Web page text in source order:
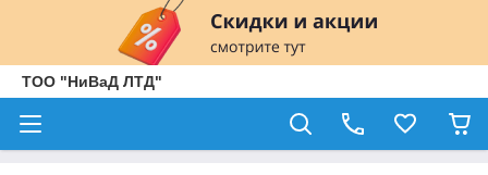
ТОО "НиВаД ЛТД"